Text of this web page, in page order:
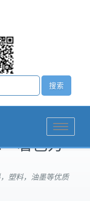
Toggle
– 着色力
塑料，油墨等优质